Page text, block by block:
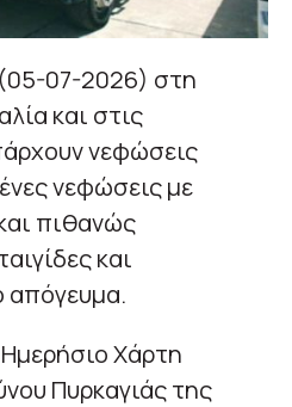
07-2026) στη
και στις
νεφώσεις
νεφώσεις με
πιθανώς
και
απόγευμα.
Χάρτη
Πυρκαγιάς της